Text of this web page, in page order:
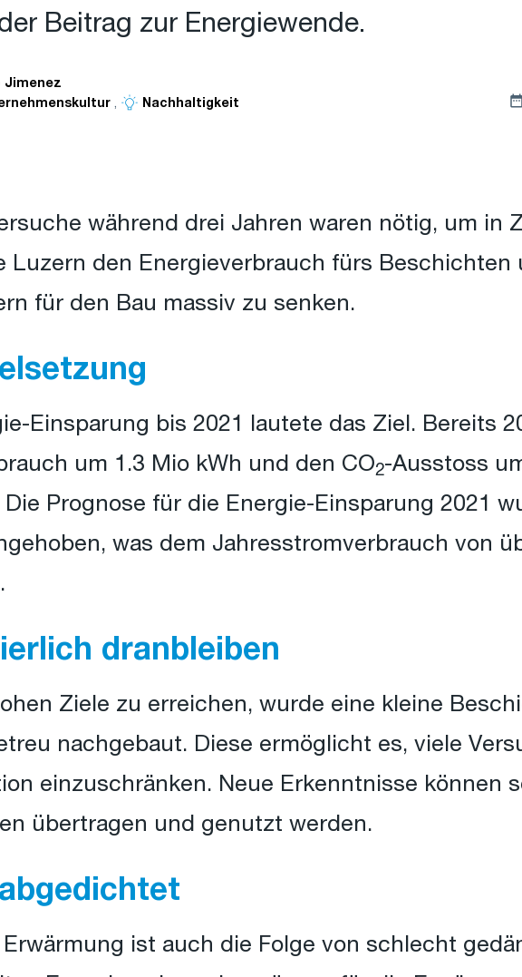
Beitrag zur Energiewende.
Jimenez
, Nachhaltigkeit
während drei Jahren waren nötig, um in
Luzern den Energieverbrauch fürs Beschichten
für den Bau massiv zu senken.
Einsparung bis 2021 lautete das Ziel. Bereits
um 1.3 Mio kWh und den CO2-Ausstoss
Prognose für die Energie-Einsparung 2021
was dem Jahresstromverbrauch von
dranbleiben
Ziele zu erreichen, wurde eine kleine
nachgebaut. Diese ermöglicht es, viele
einzuschränken. Neue Erkenntnisse können
übertragen und genutzt werden.
Erwärmung ist auch die Folge von schlecht